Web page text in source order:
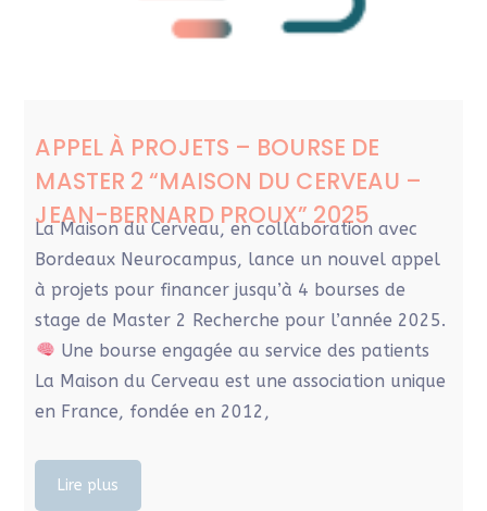
APPEL À PROJETS – BOURSE DE
MASTER 2 “MAISON DU CERVEAU –
JEAN-BERNARD PROUX” 2025
La Maison du Cerveau, en collaboration avec
Bordeaux Neurocampus, lance un nouvel appel
à projets pour financer jusqu’à 4 bourses de
stage de Master 2 Recherche pour l’année 2025.
Une bourse engagée au service des patients
La Maison du Cerveau est une association unique
en France, fondée en 2012,
Lire plus